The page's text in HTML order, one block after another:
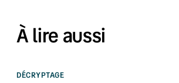
À lire aussi
DÉCRYPTAGE